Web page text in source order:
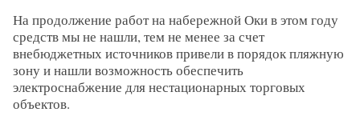
На продолжение работ на набережной Оки в этом году
средств мы не нашли, тем не менее за счет
внебюджетных источников привели в порядок пляжную
зону и нашли возможность обеспечить
электроснабжение для нестационарных торговых
объектов.